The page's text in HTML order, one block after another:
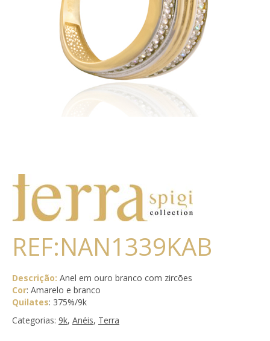
REF:NAN1339KAB
Descrição: Anel em ouro branco com zircões
Cor: Amarelo e branco
Quilates: 375%/9k
Categorias: 9k, Anéis, Terra